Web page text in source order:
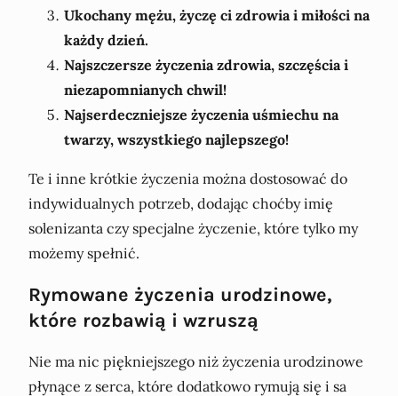
Ukochany mężu, życzę ci zdrowia i miłości na
każdy dzień.
Najszczersze życzenia zdrowia, szczęścia i
niezapomnianych chwil!
Najserdeczniejsze życzenia uśmiechu na
twarzy, wszystkiego najlepszego!
Te i inne krótkie życzenia można dostosować do
indywidualnych potrzeb, dodając choćby imię
solenizanta czy specjalne życzenie, które tylko my
możemy spełnić.
Rymowane życzenia urodzinowe,
które rozbawią i wzruszą
Nie ma nic piękniejszego niż życzenia urodzinowe
płynące z serca, które dodatkowo rymują się i sa